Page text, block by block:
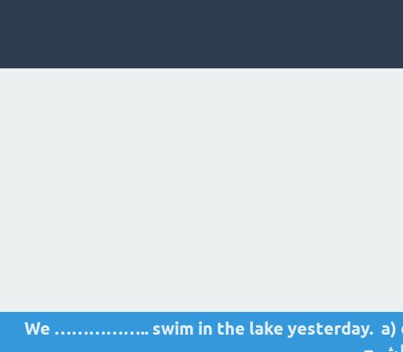
We …………….. swim in the lake yesterday. a)